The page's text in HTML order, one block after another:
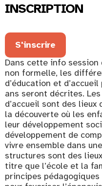
INSCRIPTION
S'inscrire
Dans cette info session
non formelle, les
d’éducation et
ans seront décrites.
d’accueil sont des lieux
la découverte où les
leur développement
développement de
vivre ensemble dans
structures sont des
titre que l’école et la
principes